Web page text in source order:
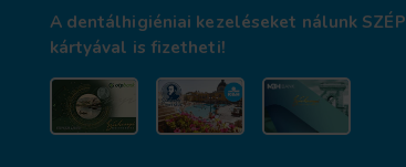
A dentálhigiéniai kezeléseket nálunk SZÉP
kártyával is fizetheti!